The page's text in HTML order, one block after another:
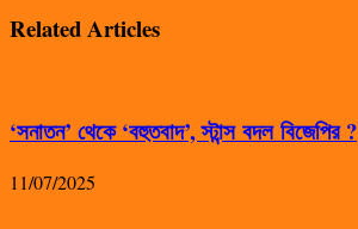
Related Articles
‘সনাতন’ থেকে ‘বহুতবাদ’, স্টান্স বদল বিজেপির ?
11/07/2025